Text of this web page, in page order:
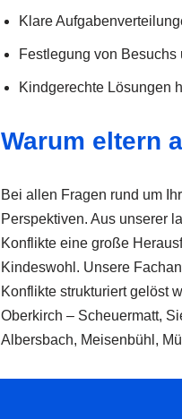
Klare
Festlegung von
Kindgerechte Lösungen
Warum eltern
Bei allen Fragen rund um
Perspektiven. Aus unserer
Konflikte eine große
Kindeswohl. Unsere
Konflikte strukturiert gelöst
Oberkirch – Scheuermatt,
Albersbach, Meisenbühl,